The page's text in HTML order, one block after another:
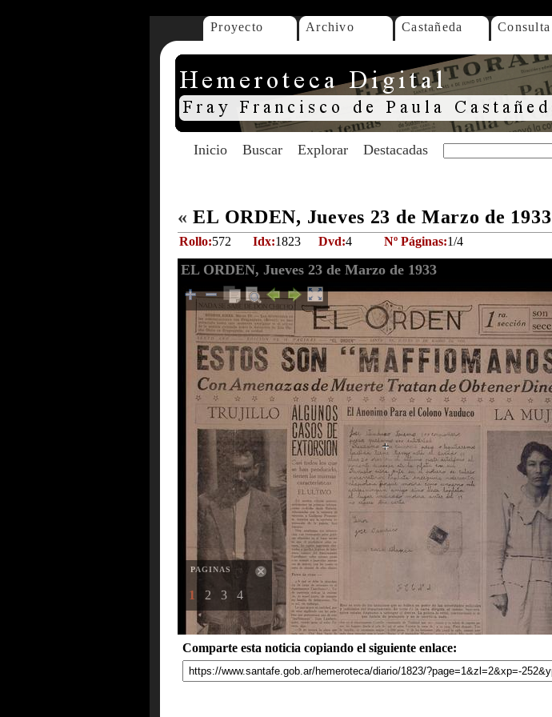
Proyecto Archivo Castañeda Consulta
Inicio Buscar Explorar Destacadas
« EL ORDEN, Jueves 23 de Marzo de 1933
Rollo:572 Idx:1823 Dvd:4 Nº Páginas:1/4
EL ORDEN, Jueves 23 de Marzo de 1933
PAGINAS
1 2 3 4
Comparte esta noticia copiando el siguiente enlace: